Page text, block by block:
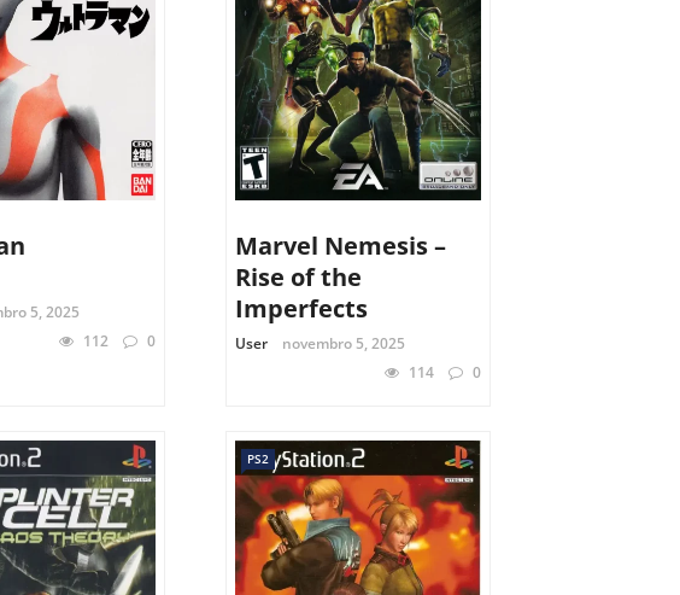
5, 2025
112
0
Marvel Nemesis –
Rise of the
Imperfects
User
novembro 5, 2025
114
0
PS2